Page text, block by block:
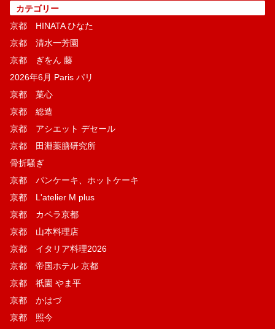
カテゴリー
京都 HINATA ひなた
京都 清水一芳園
京都 ぎをん 藤
2026年6月 Paris パリ
京都 菓​心
京都 総造
京都 アシエット デセール
京都 田淵薬膳研究所
骨折騒ぎ
京都 パンケーキ、ホットケーキ
京都 L'atelier M plus
京都 カペラ京都
京都 山本料理店
京都 イタリア料理2026
京都 帝国ホテル 京都
京都 祇園 やま平
京都 かはづ
京都 照今